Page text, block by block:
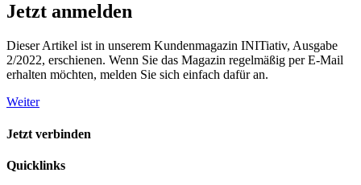
Jetzt anmelden
Dieser Artikel ist in unserem Kundenmagazin INITiativ, Ausgabe
2/2022, erschienen. Wenn Sie das Magazin regelmäßig per E-Mail
erhalten möchten, melden Sie sich einfach dafür an.
Weiter
Jetzt verbinden
Quicklinks